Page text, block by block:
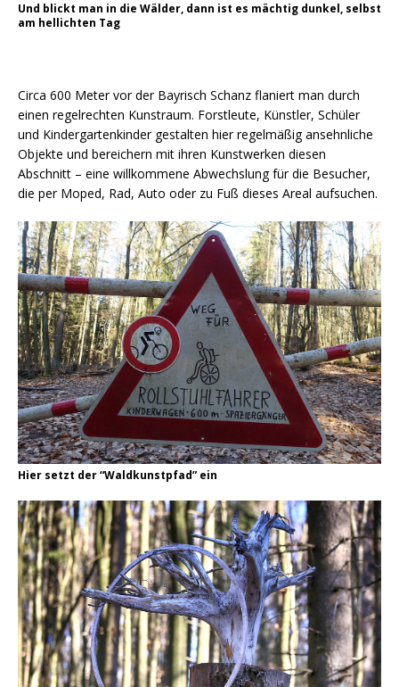
Und blickt man in die Wälder, dann ist es mächtig dunkel, selbst
am hellichten Tag
Circa 600 Meter vor der Bayrisch Schanz flaniert man durch
einen regelrechten Kunstraum. Forstleute, Künstler, Schüler
und Kindergartenkinder gestalten hier regelmäßig ansehnliche
Objekte und bereichern mit ihren Kunstwerken diesen
Abschnitt – eine willkommene Abwechslung für die Besucher,
die per Moped, Rad, Auto oder zu Fuß dieses Areal aufsuchen.
Hier setzt der “Waldkunstpfad” ein